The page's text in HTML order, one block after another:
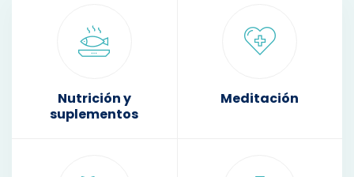
Nutrición y
suplementos
Meditación